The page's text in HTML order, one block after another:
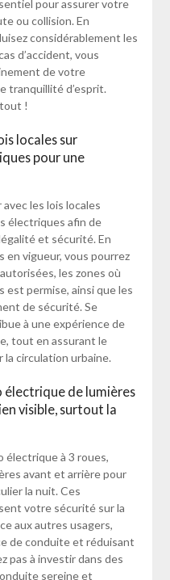
pour assurer votre
ou collision. En
considérablement les
d’accident, vous
de votre
tranquillité d’esprit.
!
locales sur
pour une
les lois locales
électriques afin de
et sécurité. En
vigueur, vous pourrez
les zones où
est permise, ainsi que les
de sécurité. Se
à une expérience de
tout en assurant le
circulation urbaine.
électrique de lumières
visible, surtout la
électrique à 3 roues,
avant et arrière pour
la nuit. Ces
votre sécurité sur la
aux autres usagers,
de conduite et réduisant
pas à investir dans des
sereine et